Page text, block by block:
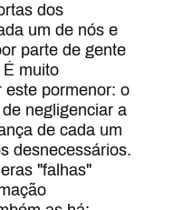
dos
um de nós e
parte de gente
muito
este pormenor: o
negligenciar a
de cada um
desnecessários.
"falhas"